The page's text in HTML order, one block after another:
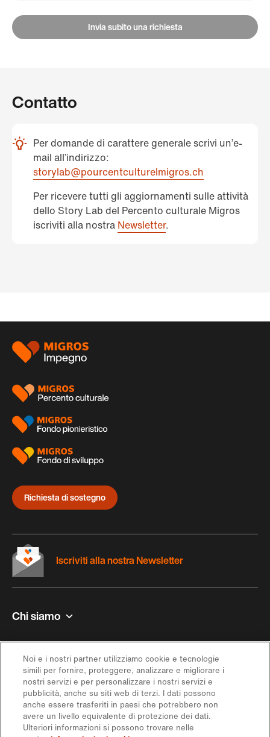
Invia subito una richiesta
Contatto
Per domande di carattere generale scrivi un’e-
mail all’indirizzo:
storylab@pourcentculturelmigros.ch
Per ricevere tutti gli aggiornamenti sulle attività
dello Story Lab del Percento culturale Migros
iscriviti alla nostra Newsletter.
Piè
pagina
Richiesta di sostegno
Chi siamo
Ispirazione
Offerta
Iscriviti alla nostra Newsletter
Noi e i nostri partner utilizziamo cookie e tecnologie
simili per fornire, proteggere, analizzare e migliorare i
nostri servizi e per personalizzare i nostri servizi e
pubblicità, anche su siti web di terzi. I dati possono
anche essere trasferiti in paesi che potrebbero non
avere un livello equivalente di protezione dei dati.
Ulteriori informazioni si possono trovare nelle